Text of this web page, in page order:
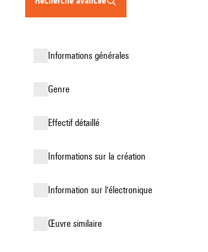
informations générales
genre
effectif détaillé
informations sur la création
Information sur l'électronique
œuvre similaire